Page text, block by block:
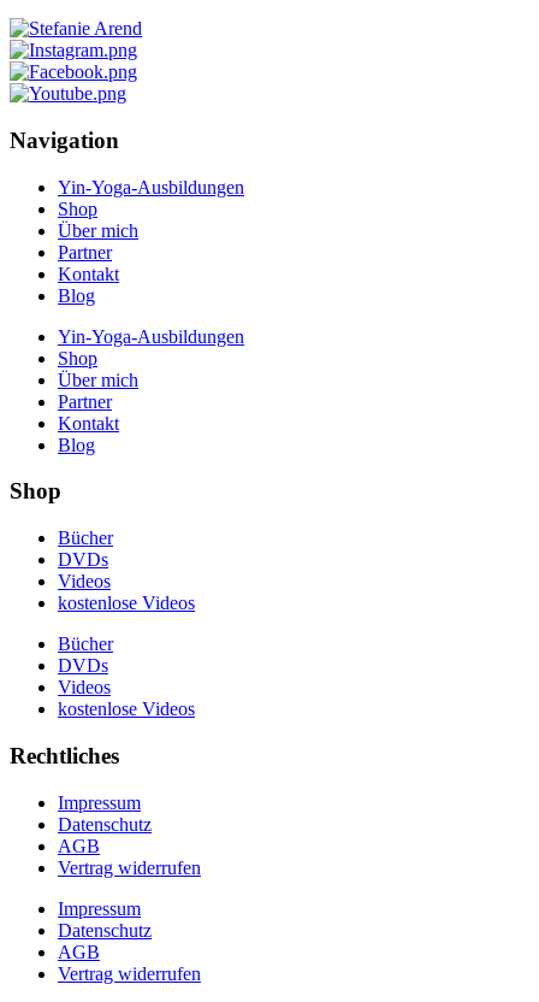
Navigation
Yin-Yoga-Ausbildungen
Shop
Über mich
Partner
Kontakt
Blog
Yin-Yoga-Ausbildungen
Shop
Über mich
Partner
Kontakt
Blog
Shop
Bücher
DVDs
Videos
kostenlose Videos
Bücher
DVDs
Videos
kostenlose Videos
Rechtliches
Impressum
Datenschutz
AGB
Vertrag widerrufen
Impressum
Datenschutz
AGB
Vertrag widerrufen